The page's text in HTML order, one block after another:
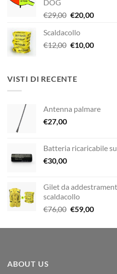
€189,00.
DOG
€29,00 Il
originale
era:
€20,00Il
è:
Scaldacollo
€12,00 Il
era:
€10,00Il
VISTI DI RECENTE
Antenna palmare
€27,00
Batteria ricaricabile
€30,00
Gilet da
scaldacollo
€76,00 Il
originale
€59,00Il
attuale
ABOUT US